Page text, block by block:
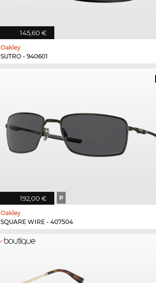
145,60 €
Oakley
SUTRO - 940601
192,00 € P
Oakley
SQUARE WIRE - 407504